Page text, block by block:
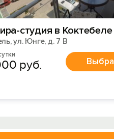
студия в Коктебеле
ул. Юнге, д. 7 В
руб.